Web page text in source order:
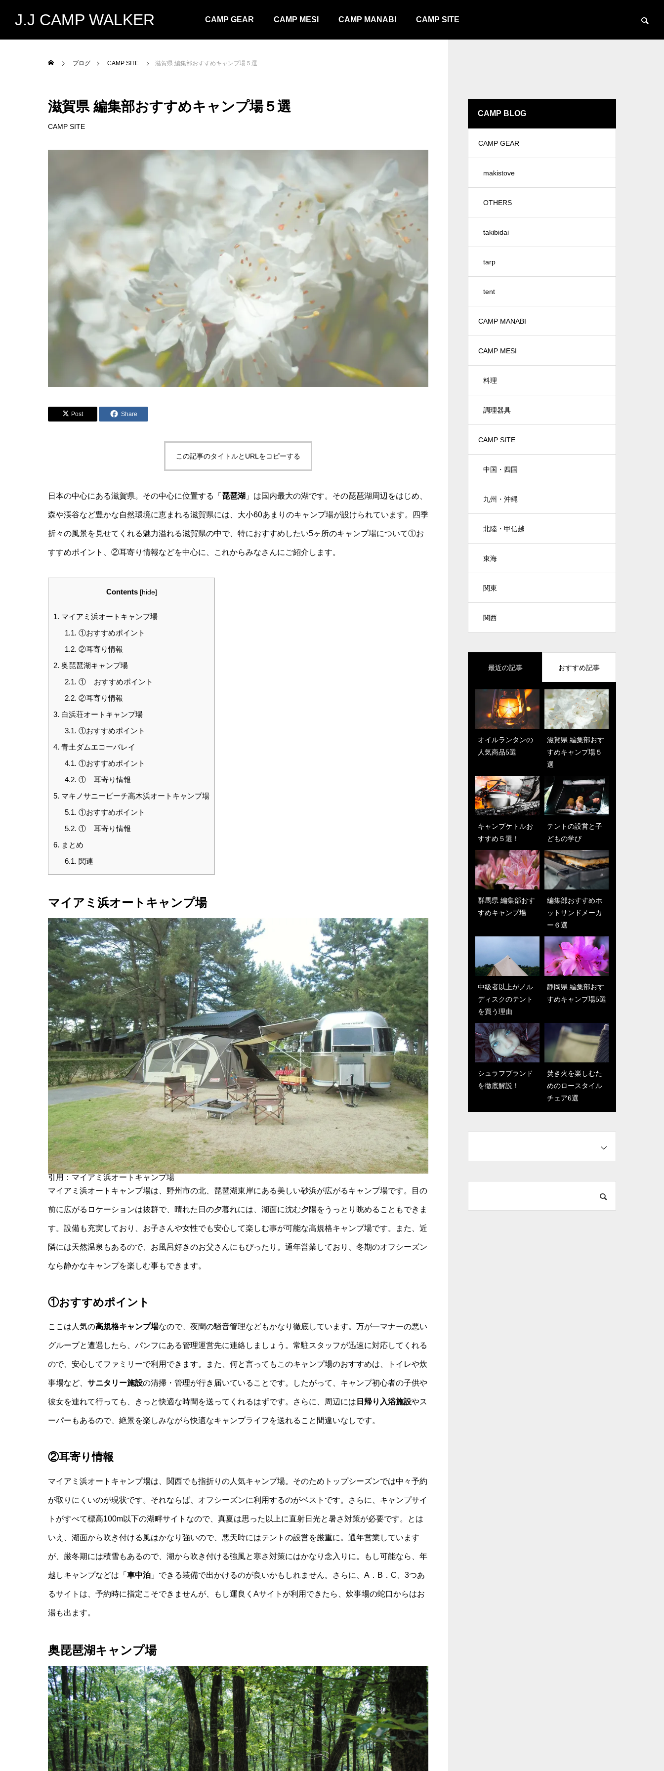
J.J CAMP WALKER CAMP GEAR CAMP MESI CAMP MANABI CAMP SITE
ブログ CAMP SITE 滋賀県 編集部おすすめキャンプ場５選
滋賀県 編集部おすすめキャンプ場５選
CAMP SITE
Post Share
この記事のタイトルとURLをコピーする
日本の中心にある滋賀県。その中心に位置する「 琵琶湖 」は国内最大の湖です。その琵琶湖周辺をはじめ、
森や渓谷など豊かな自然環境に恵まれる滋賀県には、大小60あまりのキャンプ場が設けられています。四季
折々の風景を見せてくれる魅力溢れる滋賀県の中で、特におすすめしたい5ヶ所のキャンプ場について①お
すすめポイント、②耳寄り情報などを中心に、これからみなさんにご紹介します。
Contents [hide]
1. マイアミ浜オートキャンプ場
1.1. ①おすすめポイント
1.2. ②耳寄り情報
2. 奥琵琶湖キャンプ場
2.1. ① おすすめポイント
2.2. ②耳寄り情報
3. 白浜荘オートキャンプ場
3.1. ①おすすめポイント
4. 青土ダムエコーバレイ
4.1. ①おすすめポイント
4.2. ① 耳寄り情報
5. マキノサニービーチ高木浜オートキャンプ場
5.1. ①おすすめポイント
5.2. ① 耳寄り情報
6. まとめ
6.1. 関連
マイアミ浜オートキャンプ場
引用：マイアミ浜オートキャンプ場
マイアミ浜オートキャンプ場は、野州市の北、琵琶湖東岸にある美しい砂浜が広がるキャンプ場です。目の
前に広がるロケーションは抜群で、晴れた日の夕暮れには、湖面に沈む夕陽をうっとり眺めることもできま
す。設備も充実しており、お子さんや女性でも安心して楽しむ事が可能な高規格キャンプ場です。また、近
隣には天然温泉もあるので、お風呂好きのお父さんにもぴったり。通年営業しており、冬期のオフシーズン
なら静かなキャンプを楽しむ事もできます。
①おすすめポイント
ここは人気の高規格キャンプ場なので、夜間の騒音管理などもかなり徹底しています。万が一マナーの悪い
グループと遭遇したら、パンフにある管理運営先に連絡しましょう。常駐スタッフが迅速に対応してくれる
ので、安心してファミリーで利用できます。また、何と言ってもこのキャンプ場のおすすめは、トイレや炊
事場など、 サニタリー施設の清掃・管理が行き届いていることです。したがって、キャンプ初心者の子供や
彼女を連れて行っても、きっと快適な時間を送ってくれるはずです。さらに、周辺には 日帰り入浴施設やス
ーパーもあるので、絶景を楽しみながら快適なキャンプライフを送れること間違いなしです。
②耳寄り情報
マイアミ浜オートキャンプ場は、関西でも指折りの人気キャンプ場。そのためトップシーズンでは中々予約
が取りにくいのが現状です。それならば、オフシーズンに利用するのがベストです。さらに、キャンプサイ
トがすべて標高100m以下の湖畔サイトなので、真夏は思った以上に直射日光と暑さ対策が必要です。とは
いえ、湖面から吹き付ける風はかなり強いので、悪天時にはテントの設営を厳重に。通年営業しています
が、厳冬期には積雪もあるので、湖から吹き付ける強風と寒さ対策にはかなり念入りに。もし可能なら、年
越しキャンプなどは「 車中泊 」できる装備で出かけるのが良いかもしれません。さらに、A．B．C、3つあ
るサイトは、予約時に指定こそできませんが、もし運良くAサイトが利用できたら、炊事場の蛇口からはお
湯も出ます。
奥琵琶湖キャンプ場
CAMP BLOG
CAMP GEAR
makistove
OTHERS
takibidai
tarp
tent
CAMP MANABI
CAMP MESI
料理
調理器具
CAMP SITE
中国・四国
九州・沖縄
北陸・甲信越
東海
関東
関西
最近の記事 おすすめ記事
オイルランタンの
人気商品5選
滋賀県 編集部おす
すめキャンプ場５
選
キャンプケトルお
すすめ５選！
テントの設営と子
どもの学び
群馬県 編集部おす
すめキャンプ場
編集部おすすめホ
ットサンドメーカ
ー６選
中級者以上がノル
ディスクのテント
を買う理由
静岡県 編集部おす
すめキャンプ場5選
シュラフブランド
を徹底解説！
焚き火を楽しむた
めのロースタイル
チェア6選
ソロキャンパーが
本音で語るテント5
群馬県 編集部おす
すめキャンプ場
長野県 編集部おす
すめキャンプ場５
選
愛媛県 編集部おす
すめキャンプ場５
選
和歌山 編集部おす
選
焚き火を楽しむた
めのロースタイル
チェア6選
超インスタ映えキ
ャンプ飯4選！
シュラフブランド
中級者以上がノル
ディスクのテント
キャンプに欠かせ
ないタープの種類
と特徴！